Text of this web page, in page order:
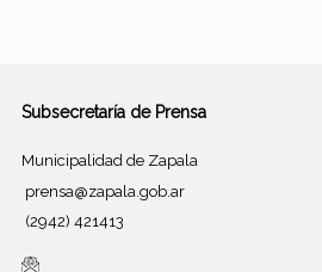
Subsecretaría de Prensa
Municipalidad de Zapala
prensa@zapala.gob.ar
(2942) 421413